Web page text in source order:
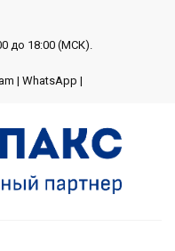
до 18:00 (МСК).
| WhatsApp |